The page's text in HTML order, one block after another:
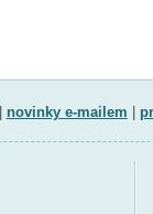
novinky e-mailem